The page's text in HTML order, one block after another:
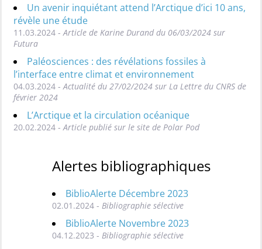
Un avenir inquiétant attend l’Arctique d’ici 10 ans,
révèle une étude
11.03.2024 - Article de Karine Durand du 06/03/2024 sur
Futura
Paléosciences : des révélations fossiles à
l’interface entre climat et environnement
04.03.2024 - Actualité du 27/02/2024 sur La Lettre du CNRS de
février 2024
L’Arctique et la circulation océanique
20.02.2024 - Article publié sur le site de Polar Pod
Alertes bibliographiques
BiblioAlerte Décembre 2023
02.01.2024 - Bibliographie sélective
BiblioAlerte Novembre 2023
04.12.2023 - Bibliographie sélective